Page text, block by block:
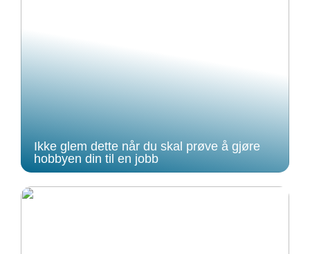
Ikke glem dette når du skal prøve å gjøre
hobbyen din til en jobb